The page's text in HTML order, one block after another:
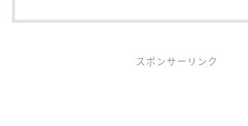
スポンサーリンク